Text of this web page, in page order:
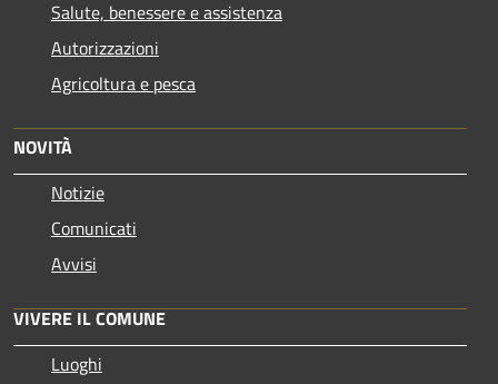
Salute, benessere e assistenza
Autorizzazioni
Agricoltura e pesca
NOVITÀ
Notizie
Comunicati
Avvisi
VIVERE IL COMUNE
Luoghi